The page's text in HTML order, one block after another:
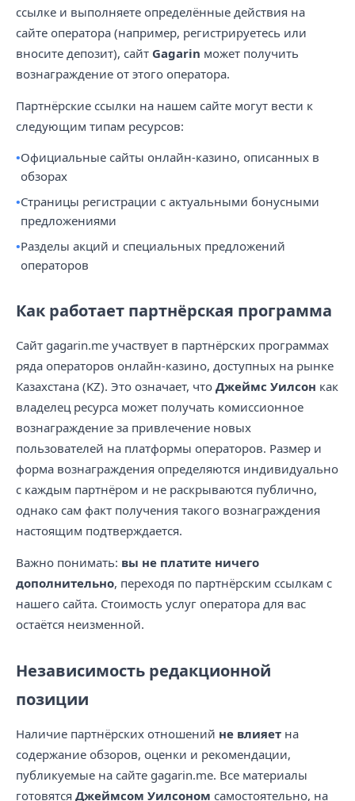
ссылке и выполняете определённые действия на
сайте оператора (например, регистрируетесь или
вносите депозит), сайт Gagarin может получить
вознаграждение от этого оператора.
Партнёрские ссылки на нашем сайте могут вести к
следующим типам ресурсов:
Официальные сайты онлайн-казино, описанных в
обзорах
Страницы регистрации с актуальными бонусными
предложениями
Разделы акций и специальных предложений
операторов
Как работает партнёрская программа
Сайт gagarin.me участвует в партнёрских программах
ряда операторов онлайн-казино, доступных на рынке
Казахстана (KZ). Это означает, что Джеймс Уилсон как
владелец ресурса может получать комиссионное
вознаграждение за привлечение новых
пользователей на платформы операторов. Размер и
форма вознаграждения определяются индивидуально
с каждым партнёром и не раскрываются публично,
однако сам факт получения такого вознаграждения
настоящим подтверждается.
Важно понимать: вы не платите ничего
дополнительно, переходя по партнёрским ссылкам с
нашего сайта. Стоимость услуг оператора для вас
остаётся неизменной.
Независимость редакционной
позиции
Наличие партнёрских отношений не влияет на
содержание обзоров, оценки и рекомендации,
публикуемые на сайте gagarin.me. Все материалы
готовятся Джеймсом Уилсоном самостоятельно, на